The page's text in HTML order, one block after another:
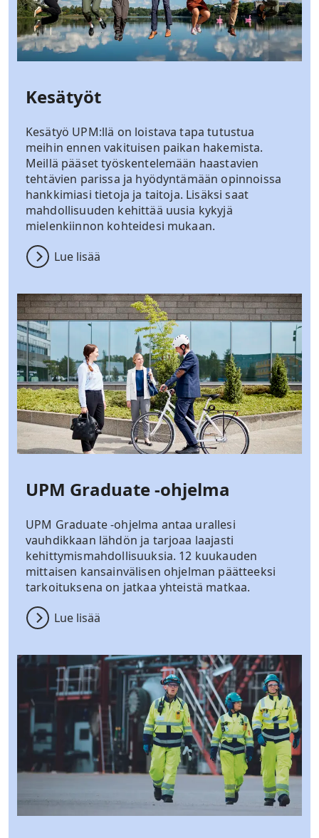
Kesätyöt
Kesätyö UPM:llä on loistava tapa tutustua
meihin ennen vakituisen paikan hakemista.
Meillä pääset työskentelemään haastavien
tehtävien parissa ja hyödyntämään opinnoissa
hankkimiasi tietoja ja taitoja. Lisäksi saat
mahdollisuuden kehittää uusia kykyjä
mielenkiinnon kohteidesi mukaan.
Lue lisää
UPM Graduate -ohjelma
UPM Graduate -ohjelma antaa urallesi
vauhdikkaan lähdön ja tarjoaa laajasti
kehittymismahdollisuuksia. 12 kuukauden
mittaisen kansainvälisen ohjelman päätteeksi
tarkoituksena on jatkaa yhteistä matkaa.
Lue lisää